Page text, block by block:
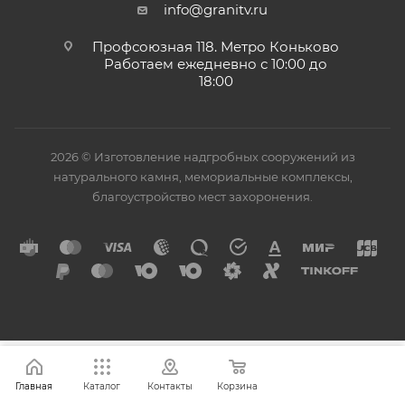
info@granitv.ru
Профсоюзная 118. Метро Коньково
Работаем ежедневно с 10:00 до
18:00
2026 © Изготовление надгробных сооружений из
натурального камня, мемориальные комплексы,
благоустройство мест захоронения.
Главная Каталог Контакты Корзина